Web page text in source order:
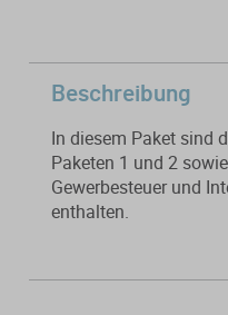
Merkblatt-Datenbank
StBVV-Rechner
Datenschutz
Berufsrecht
Fit für die
Gebührenrecht
Beratungsfelder
Beschreibung
In diesem Paket sind
Paketen 1 und 2
Gewerbesteuer und
enthalten.